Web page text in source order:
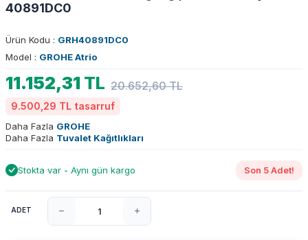
40891DC0
Ürün Kodu : GRH40891DC0
Model : GROHE Atrio
11.152,31 TL 20.652,60TL
9.500,29 TL tasarruf
Daha Fazla GROHE
Daha Fazla Tuvalet Kağıtlıkları
Stokta var - Aynı gün kargo Son 5 Adet!
ADET